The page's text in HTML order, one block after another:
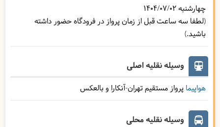
چهارشنبه1404/07/02
(لطفا سه ساعت قبل از زمان پرواز در فرودگاه حضور داشته
باشید.)
وسیله نقلیه اصلی
هواپیما پرواز مستقیم تهران-آنکارا و بالعکس
وسیله نقلیه محلی